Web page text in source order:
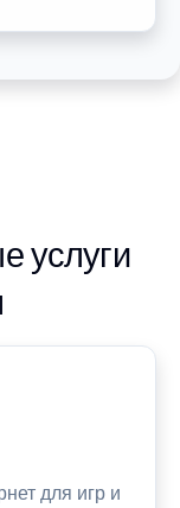
услуги
для игр и